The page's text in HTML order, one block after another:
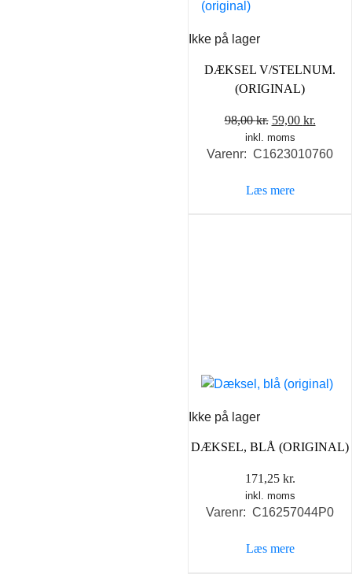
Ikke på lager
DÆKSEL V/STELNUM.
(ORIGINAL)
98,00kr. Den
oprindelige
pris
98,00 kr..
59,00 kr.
pris
inkl. moms
Varenr: C1623010760
Læs mere
Ikke på lager
DÆKSEL, BLÅ (ORIGINAL)
171,25 kr.
inkl. moms
Varenr: C16257044P0
Læs mere